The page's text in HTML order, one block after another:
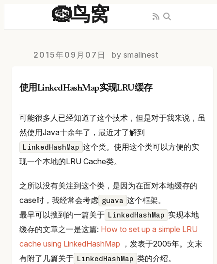
🪹鸟窝
2015年09月07日 by smallnest
使用LinkedHashMap实现LRU缓存
可能很多人已经知道了这个技术，但是对于我来说，虽
然使用Java十余年了，最近才了解到
LinkedHashMap 这个类。使用这个类可以方便的实
现一个本地的LRU Cache类。
之所以没有关注到这个类，是因为在面对本地缓存的
case时，我经常会考虑 guava 这个框架。
最早可以搜到的一篇关于 LinkedHashMap 实现本地
缓存的文章之一是这篇: How to set up a simple LRU
cache using LinkedHashMap ，发表于2005年。文末
有附了几篇关于 LinkedHashMap 类的介绍。